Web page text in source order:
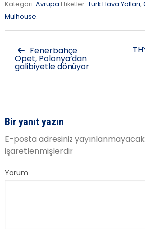
Kategori: Avrupa Etiketler: Türk Hava Yolları,
Mulhouse.
Fenerbahçe
Opet, Polonya’dan
galibiyetle dönüyor
Bir yanıt yazın
E-posta adresiniz yayınlanmayacak.
işaretlenmişlerdir
Yorum